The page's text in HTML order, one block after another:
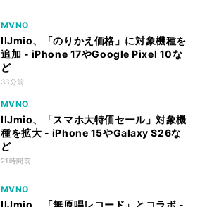
MVNO
IIJmio、「のりかえ価格」に対象機種を
追加 - iPhone 17やGoogle Pixel 10な
ど
33分前
MVNO
IIJmio、「スマホ大特価セール」対象機
種を拡大 - iPhone 15やGalaxy S26な
ど
21時間前
MVNO
IIJmio、「無原唱レコード」とコラボ -